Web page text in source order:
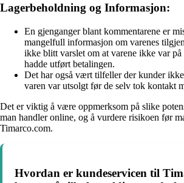
Lagerbeholdning og Informasjon:
En gjenganger blant kommentarene er
mangelfull informasjon om varenes
ikke blitt varslet om at varene ikke var på
hadde utført betalingen.
Det har også vært tilfeller der kunder
varen var utsolgt før de selv tok kontakt
Det er viktig å være oppmerksom på slike
man handler online, og å vurdere risikoen før
Timarco.com.
Hvordan er kundeservicen til